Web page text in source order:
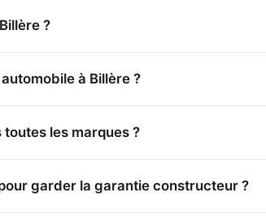
?
à Billère ?
les marques ?
garder la garantie constructeur ?